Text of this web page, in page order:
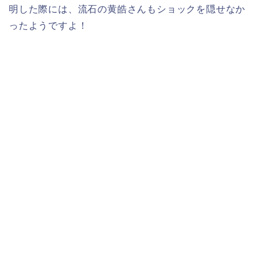
明した際には、流石の黄皓さんもショックを隠せなか
ったようですよ！